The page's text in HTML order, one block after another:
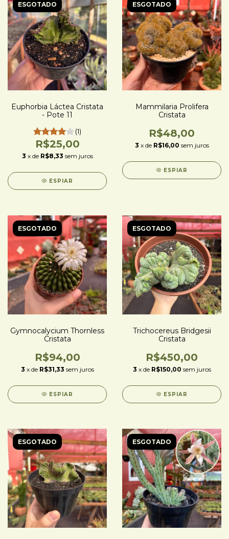
ESGOTADO
Euphorbia Láctea Cristata
- Pote 11
(1)
R$25,00
3 x de R$8,33 sem juros
ESPIAR
ESGOTADO
Mammilaria Prolifera
Cristata
R$48,00
3 x de R$16,00 sem juros
ESPIAR
ESGOTADO
Gymnocalycium Thornless
Cristata
R$94,00
3 x de R$31,33 sem juros
ESPIAR
ESGOTADO
Trichocereus Bridgesii
Cristata
R$450,00
3 x de R$150,00 sem juros
ESPIAR
ESGOTADO ESGOTADO